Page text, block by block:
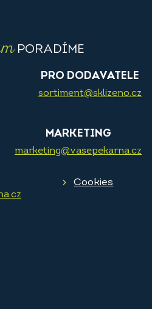
PORADÍME
PRO DODAVATELE
sortiment@sklizeno.cz
MARKETING
marketing@vasepekarna.cz
Cookies